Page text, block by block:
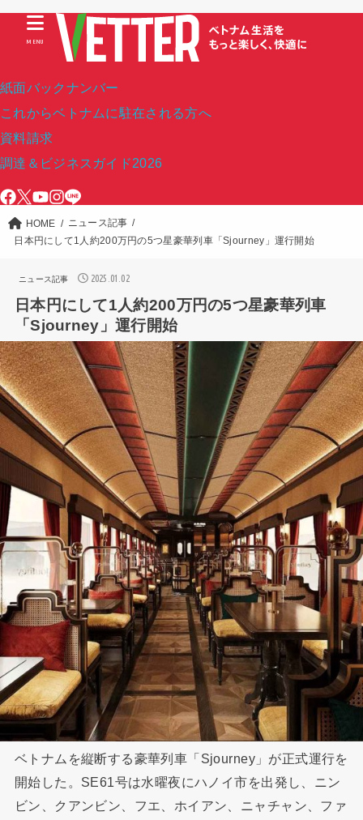
紙面バックナンバー
これからベトナムに駐在される方へ
資料請求
調達＆ビジネスガイド2026
MENU
HOME
ニュース記事
日本円にして1人約200万円の5つ星豪華列車「Sjourney」運行開始
ニュース記事 2025.01.02
日本円にして1人約200万円の5つ星豪華列車
「Sjourney」運行開始
ベトナムを縦断する豪華列車「Sjourney」が正式運行を
開始した。SE61号は水曜夜にハノイ市を出発し、ニン
ビン、クアンビン、フエ、ホイアン、ニャチャン、ファ